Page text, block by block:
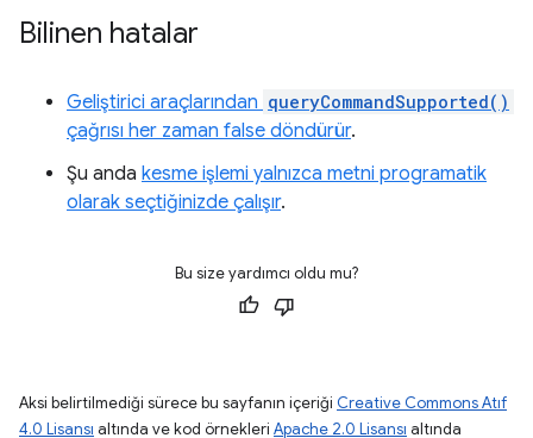
Bilinen hatalar
Geliştirici araçlarından queryCommandSupported()
çağrısı her zaman false döndürür.
Şu anda kesme işlemi yalnızca metni programatik
olarak seçtiğinizde çalışır.
Bu size yardımcı oldu mu?
Aksi belirtilmediği sürece bu sayfanın içeriği Creative Commons Atıf
4.0 Lisansı altında ve kod örnekleri Apache 2.0 Lisansı altında